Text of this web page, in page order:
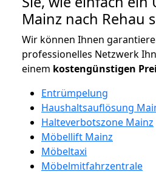
Mainz nach Rehau
Wir können Ihnen
professionelles Netzwerk
einem kostengünstigen
Entrümpelung
Haushaltsauflösung
Halteverbotszone Mainz
Möbellift Mainz
Möbeltaxi
Möbelmitfahrzentrale